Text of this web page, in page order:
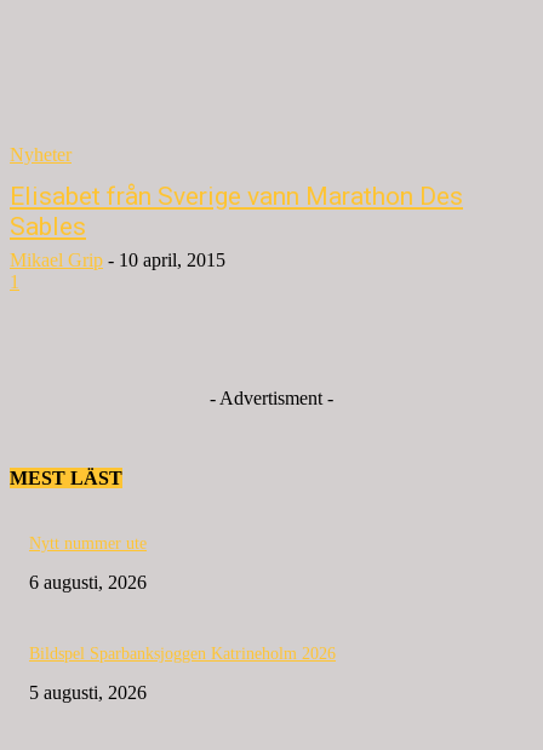
Nyheter
Elisabet från Sverige vann Marathon Des
Sables
Mikael Grip - 10 april, 2015
1
- Advertisment -
MEST LÄST
Nytt nummer ute
6 augusti, 2026
Bildspel Sparbanksjoggen Katrineholm 2026
5 augusti, 2026